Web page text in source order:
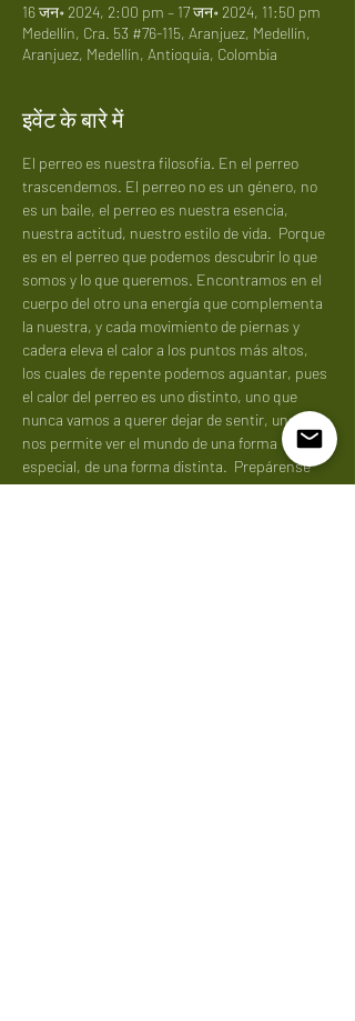
16 जन॰ 2024, 2:00 pm – 17 जन॰ 2024, 11:50 pm
Medellín, Cra. 53 #76-115, Aranjuez, Medellín,
Aranjuez, Medellín, Antioquia, Colombia
इवेंट के बारे में
El perreo es nuestra filosofía. En el perreo
trascendemos. El perreo no es un género, no
es un baile, el perreo es nuestra esencia,
nuestra actitud, nuestro estilo de vida.  Porque
es en el perreo que podemos descubrir lo que
somos y lo que queremos. Encontramos en el
cuerpo del otro una energía que complementa
la nuestra, y cada movimiento de piernas y
cadera eleva el calor a los puntos más altos,
los cuales de repente podemos aguantar, pues
el calor del perreo es uno distinto, uno que
nunca vamos a querer dejar de sentir, uno que
nos permite ver el mundo de una forma
especial, de una forma distinta.  Prepárense
para el perreo más caliente de sus vidas. El sol